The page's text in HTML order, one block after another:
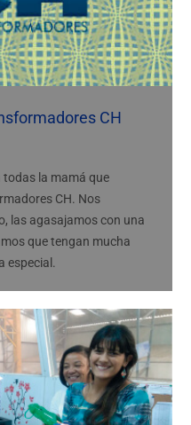
CH
todas la mamá que
CH. Nos
las agasajamos con una
que tengan mucha
especial.